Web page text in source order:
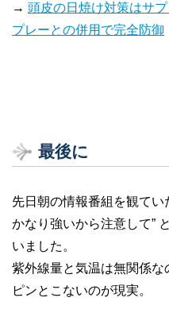
→ 頭皮の日焼け対策はサ
プレーとの併用で完全防御
最後に
先日朝の情報番組を観てい
かなり強いから注意して”
いました。
紫外線量と気温は無関係
ピンとこないのが現実。